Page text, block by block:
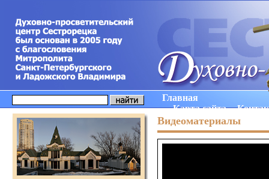
Главная
Карта сайта
Видеоматериалы